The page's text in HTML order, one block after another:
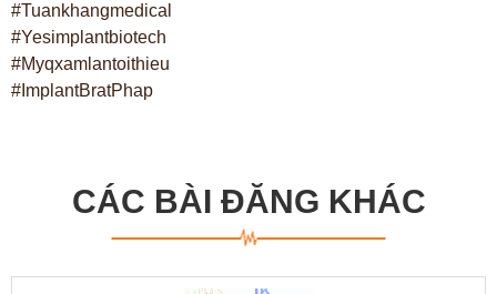
#Tuankhangmedical
#Yesimplantbiotech
#Myqxamlantoithieu
#ImplantBratPhap
CÁC BÀI ĐĂNG KHÁC